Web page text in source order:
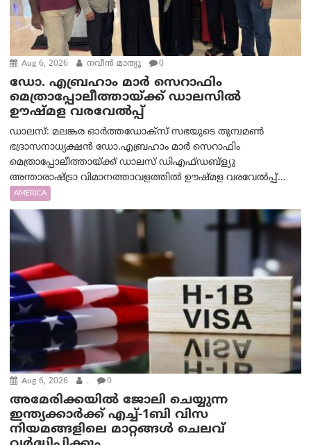
Aug 6, 2026 നവീൻ മാത്യു 0
ഡോ. എബ്രഹാം മാർ സെറാഫിം
മെത്രാപ്പോലീത്തായ്ക്ക് ഡാലസിൽ
ഊഷ്മള വരവേൽപ്പ്
ഡാലസ്: മലങ്കര ഓർത്തഡോക്സ് സഭയുടെ തുമ്പമൺ
ഭദ്രാസനാധ്യക്ഷൻ ഡോ.എബ്രഹാം മാർ സെറാഫിം
മെത്രാപ്പോലീത്തായ്ക്ക് ഡാലസ് ഡിഎഫ്ഡബ്ള്യു
അന്താരാഷ്ട്രാ വിമാനത്താവളത്തിൽ ഊഷ്മള വരവേൽപ്പ്...
AMERICA
Aug 6, 2026 . 0
അമേരിക്കയില്‍ ജോലി ചെയ്യുന്ന
ഇന്ത്യക്കാർക്ക് എച്ച്-1ബി വിസ
നിയമങ്ങളിലെ മാറ്റങ്ങൾ ചെലവ്